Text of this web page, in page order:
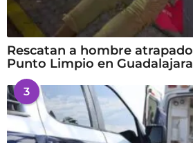
Rescatan a hombre
Punto Limpio en Guadalajara
3